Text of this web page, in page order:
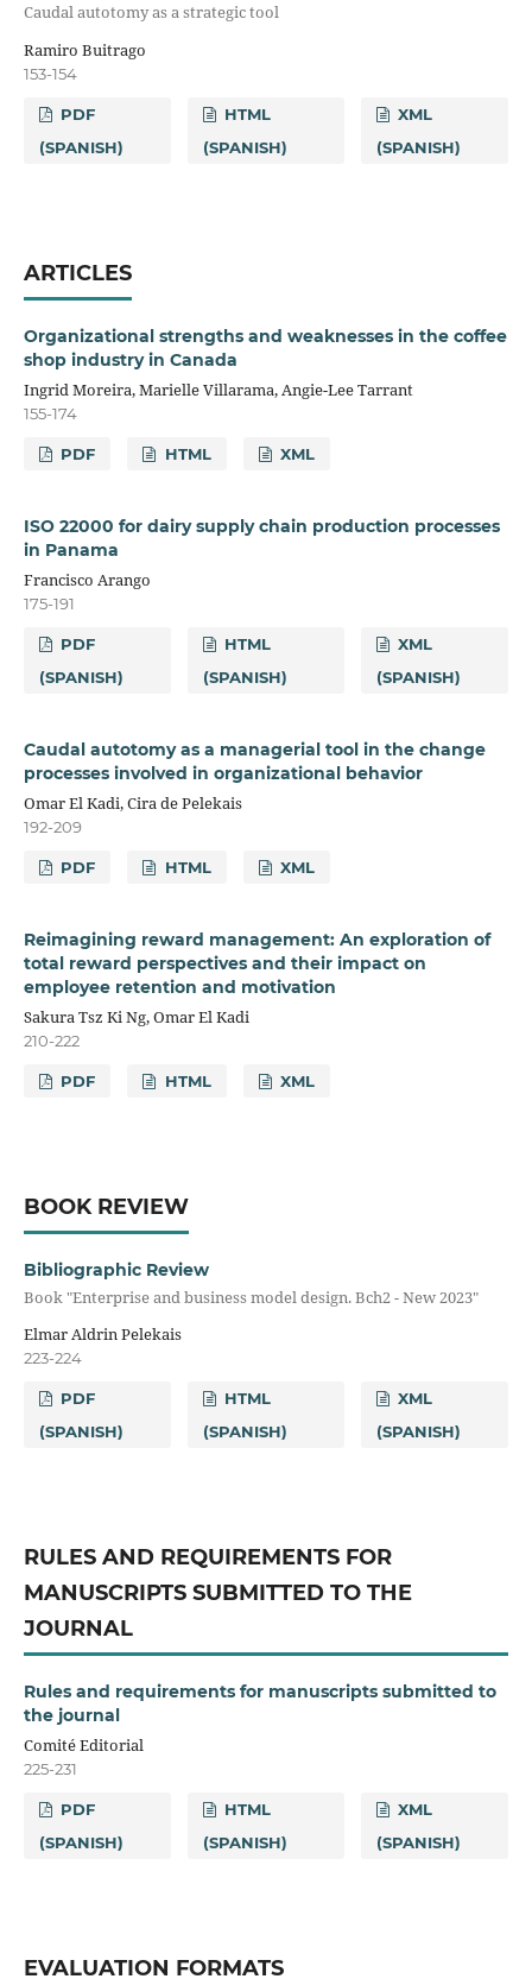
Caudal autotomy as a strategic tool
Ramiro Buitrago
153-154
PDF
(SPANISH)
HTML
(SPANISH)
XML
(SPANISH)
ARTICLES
Organizational strengths and weaknesses in the coffee
shop industry in Canada
Ingrid Moreira, Marielle Villarama, Angie-Lee Tarrant
155-174
PDF HTML XML
ISO 22000 for dairy supply chain production processes
in Panama
Francisco Arango
175-191
PDF
(SPANISH)
HTML
(SPANISH)
XML
(SPANISH)
Caudal autotomy as a managerial tool in the change
processes involved in organizational behavior
Omar El Kadi, Cira de Pelekais
192-209
PDF HTML XML
Reimagining reward management: An exploration of
total reward perspectives and their impact on
employee retention and motivation
Sakura Tsz Ki Ng, Omar El Kadi
210-222
PDF HTML XML
BOOK REVIEW
Bibliographic Review
Book "Enterprise and business model design. Bch2 - New 2023"
Elmar Aldrin Pelekais
223-224
PDF
(SPANISH)
HTML
(SPANISH)
XML
(SPANISH)
RULES AND REQUIREMENTS FOR
MANUSCRIPTS SUBMITTED TO THE
JOURNAL
Rules and requirements for manuscripts submitted to
the journal
Comité Editorial
225-231
PDF
(SPANISH)
HTML
(SPANISH)
XML
(SPANISH)
EVALUATION FORMATS